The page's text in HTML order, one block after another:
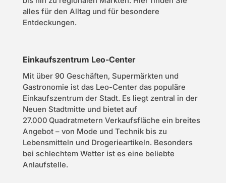
alles für den Alltag und für besondere
Entdeckungen.
Einkaufszentrum Leo-Center
Mit über 90 Geschäften, Supermärkten und
Gastronomie ist das Leo-Center das populäre
Einkaufszentrum der Stadt. Es liegt zentral in der
Neuen Stadtmitte und bietet auf
27.000 Quadratmetern Verkaufsfläche ein breites
Angebot – von Mode und Technik bis zu
Lebensmitteln und Drogerieartikeln. Besonders
bei schlechtem Wetter ist es eine beliebte
Anlaufstelle.